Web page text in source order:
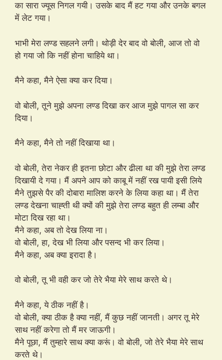
का सारा ज्यूस निगल गयी। उसके बाद मैं हट गया और उनके बगल
में लेट गया।
भाभी मेरा लण्ड सहलने लगी। थोड़ी देर बाद वो बोली, आज तो वो
हो गया जो कि नहीं होना चाहिये था।
मैने कहा, मैने ऐसा क्या कर दिया।
वो बोली, तूने मुझे अपना लण्ड दिखा कर आज मुझे पागल सा कर
दिया।
मैने कहा, मैने तो नहीं दिखाया था।
वो बोली, तेरा नेकर ही इतना छोटा और ढीला था की मुझे तेरा लण्ड
दिखायी दे गया। मैं अपने आप को काबू में नहीं रख पायी इसी लिये
मैने तुझसे पैर की दोबारा मालिश करने के लिया कहा था। मैं तेरा
लण्ड देखना चाह्ती थी क्यों की मुझे तेरा लण्ड बहुत ही लम्बा और
मोटा दिख रहा था।
मैने कहा, अब तो देख लिया ना।
वो बोली, हा, देख भी लिया और पसन्द भी कर लिया।
मैने कहा, अब क्या इरादा है।
वो बोली, तू भी वही कर जो तेरे भैया मेरे साथ करते थे।
मैने कहा, ये ठीक नहीं है।
वो बोली, क्या ठीक है क्या नहीं, मैं कुछ नहीं जानती। अगर तू मेरे
साथ नहीं करेगा तो मैं मर जाऊगी।
मैने पूछा, मैं तुम्हारे साथ क्या करूं। वो बोली, जो तेरे भैया मेरे साथ
करते थे।